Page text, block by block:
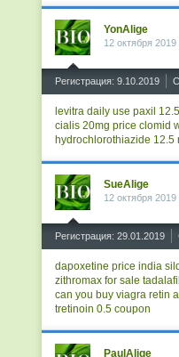
YonAlige
12 октября 2019
Регистрация: 9.10.2019
levitra daily use paxil
cialis 20mg price clomid
hydrochlorothiazide 12.5
SueAlige
12 октября 2019
Регистрация: 29.01.2019
dapoxetine price india
zithromax for sale
can you buy viagra retin
tretinoin 0.5 coupon
PaulAlige